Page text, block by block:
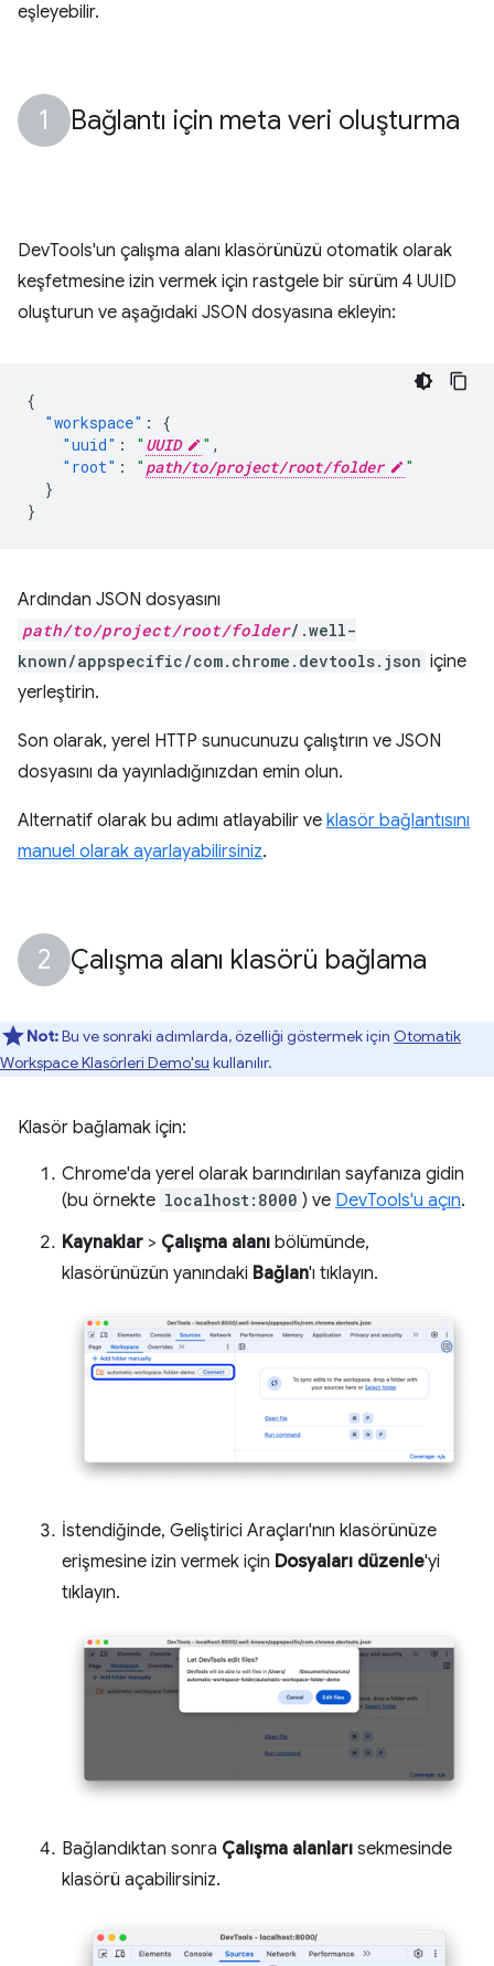
eşleyebilir.
Bağlantı için meta veri oluşturma
DevTools'un çalışma alanı klasörünüzü otomatik olarak
keşfetmesine izin vermek için rastgele bir sürüm 4 UUID
oluşturun ve aşağıdaki JSON dosyasına ekleyin:
{
"workspace" :
{
"uuid" : " UUID " ,
"root" : " path/to/project/root/folder
"
}
}
Ardından JSON dosyasını
path/to/project/root/folder/.well-
known/appspecific/com.chrome.devtools.json içine
yerleştirin.
Son olarak, yerel HTTP sunucunuzu çalıştırın ve JSON
dosyasını da yayınladığınızdan emin olun.
Alternatif olarak bu adımı atlayabilir ve klasör bağlantısını
manuel olarak ayarlayabilirsiniz.
Çalışma alanı klasörü bağlama
Not:Bu ve sonraki adımlarda, özelliği göstermek için Otomatik
Workspace Klasörleri Demo'su kullanılır.
Klasör bağlamak için:
Chrome'da yerel olarak barındırılan sayfanıza gidin
(bu örnekte localhost:8000 ) ve DevTools'u açın.
Kaynaklar > Çalışma alanı bölümünde,
klasörünüzün yanındaki Bağlan'ı tıklayın.
İstendiğinde, Geliştirici Araçları'nın klasörünüze
erişmesine izin vermek için Dosyaları düzenle'yi
tıklayın.
Bağlandıktan sonra Çalışma alanları sekmesinde
klasörü açabilirsiniz.